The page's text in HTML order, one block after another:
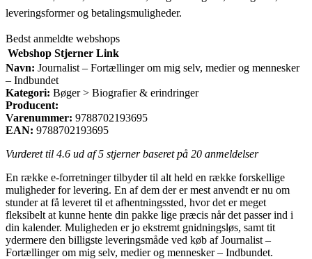
leveringsformer og betalingsmuligheder.
Bedst anmeldte webshops
Webshop Stjerner Link
Navn: Journalist – Fortællinger om mig selv, medier og mennesker
– Indbundet
Kategori: Bøger > Biografier & erindringer
Producent:
Varenummer: 9788702193695
EAN: 9788702193695
Vurderet til 4.6 ud af 5 stjerner baseret på 20 anmeldelser
En række e-forretninger tilbyder til alt held en række forskellige
muligheder for levering. En af dem der er mest anvendt er nu om
stunder at få leveret til et afhentningssted, hvor det er meget
fleksibelt at kunne hente din pakke lige præcis når det passer ind i
din kalender. Muligheden er jo ekstremt gnidningsløs, samt tit
ydermere den billigste leveringsmåde ved køb af Journalist –
Fortællinger om mig selv, medier og mennesker – Indbundet.